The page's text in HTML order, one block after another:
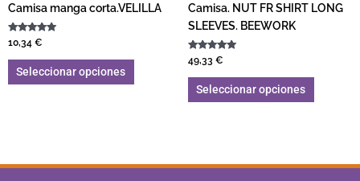
Camisa manga corta.VELILLA
Valorado con
5.00
de 5
10,34 €
Seleccionar opciones
Camisa. NUT FR SHIRT LONG
SLEEVES. BEEWORK
Valorado con
5.00
de 5
49,33 €
Seleccionar opciones